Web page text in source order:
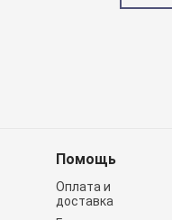
Помощь
Оплата и
доставка